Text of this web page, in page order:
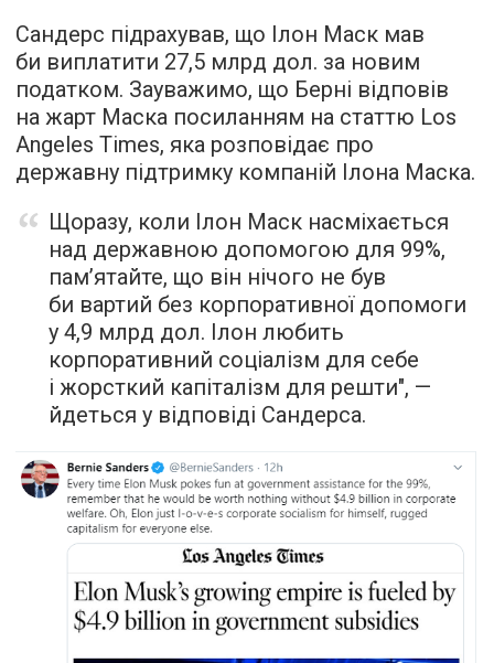
Сандерс підрахував, що Ілон Маск мав
би виплатити 27,5 млрд дол. за новим
податком. Зауважимо, що Берні відповів
на жарт Маска посиланням на статтю Los
Angeles Times, яка розповідає про
державну підтримку компаній Ілона Маска.
Щоразу, коли Ілон Маск насміхається
над державною допомогою для 99%,
пам’ятайте, що він нічого не був
би вартий без корпоративної допомоги
у 4,9 млрд дол. Ілон любить
корпоративний соціалізм для себе
і жорсткий капіталізм для решти", —
йдеться у відповіді Сандерса.